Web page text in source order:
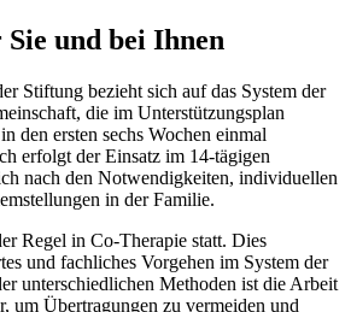
und bei Ihnen
Stiftung bezieht sich auf das System der
die im Unter­stützungs­plan
den ersten sechs Wochen einmal
erfolgt der Einsatz im 14-tägigen
nach den Notwendig­keiten, individuellen
in der Familie.
Regel in Co-Therapie statt. Dies
und fachliches Vorgehen im System der
unter­schiedlichen Methoden ist die Arbeit
um Über­tragungen zu vermeiden und